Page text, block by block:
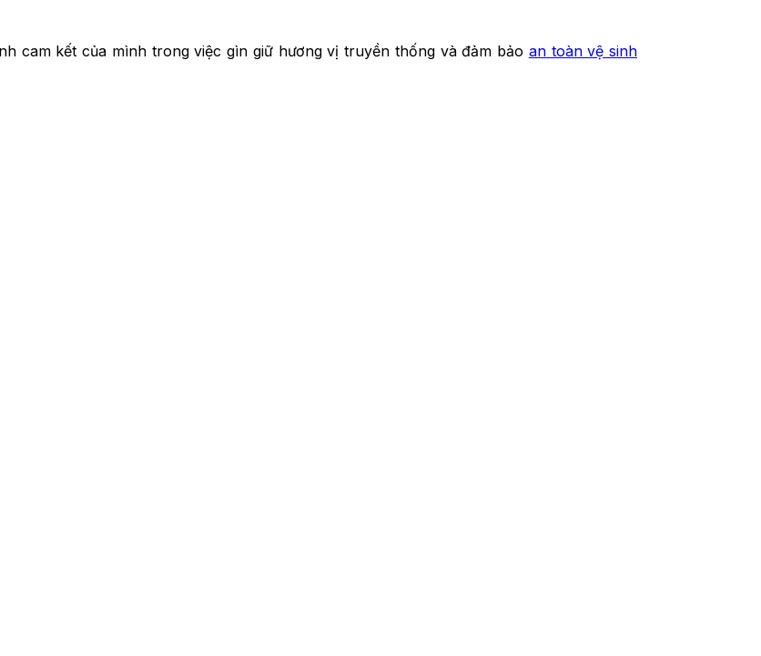
cam kết của mình trong việc gìn giữ hương vị truyền thống và đảm bảo an toàn vệ sinh